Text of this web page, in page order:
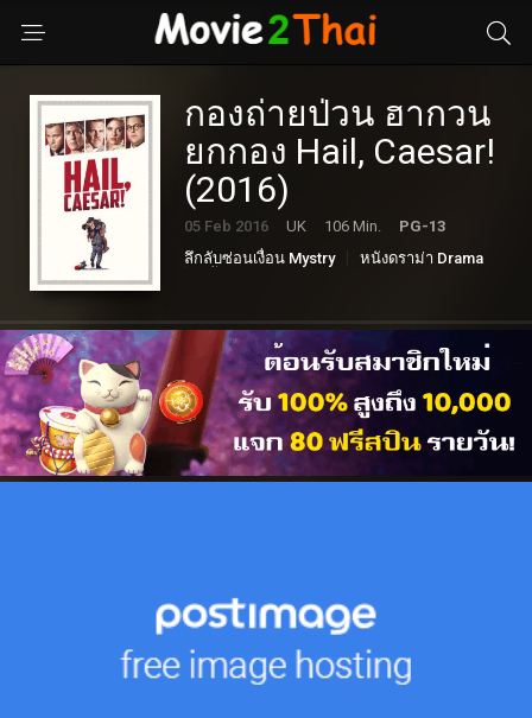
กองถ่ายป่วน ฮากวน
ยกกอง Hail, Caesar!
(2016)
05 Feb 2016 UK 106 Min.
PG-13
ลึกลับซ่อนเงื่อน Mystry
หนังดราม่า Drama